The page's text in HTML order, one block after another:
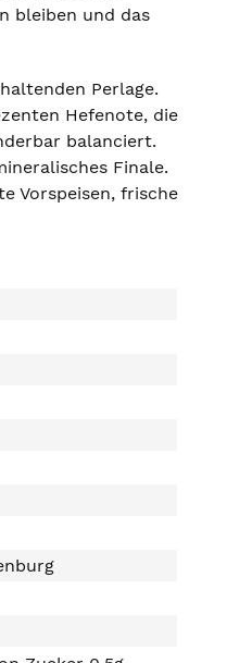
bleiben und das
Perlage.
Hefenote, die
balanciert.
Finale.
Vorspeisen, frische